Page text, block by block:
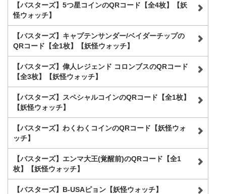
【バスターズ】5つ星コインのQRコード【全4枚】【妖
怪ウォッチ】
【バスターズ】キャプテンサンダー/ベイダーチップの
QRコード【全1枚】【妖怪ウォッチ】
【バスターズ】偉人レジェンド コロンブスのQRコード
【全3枚】【妖怪ウォッチ】
【バスターズ】スペシャルコインのQRコード【全1枚】
【妖怪ウォッチ】
【バスターズ】わくわくコインのQRコード【妖怪ウォ
ッチ】
【バスターズ】エンマ大王(覚醒前)のQRコード【全1
枚】【妖怪ウォッチ】
【バスターズ】B-USAピョン【妖怪ウォッチ】